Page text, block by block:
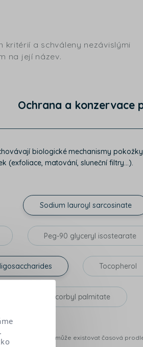
a schváleny nezávislými
na její název.
Ochrana a konzervace
biologické mechanismy pokožky
(exfoliace, matování, sluneční filtry...).
Sodium lauroyl sarcosinate
Peg-90 glyceryl isostearate
Tocopherol
Ascorbyl palmitate
na trhu může existovat časová